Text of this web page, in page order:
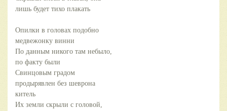
лишь будет тихо плакать
Опилки в головах подобно
медвежонку винни
По данным никого там небыло,
по факту были
Свинцовым градом
продырявлен без шеврона
китель
Их земли скрыли с головой,